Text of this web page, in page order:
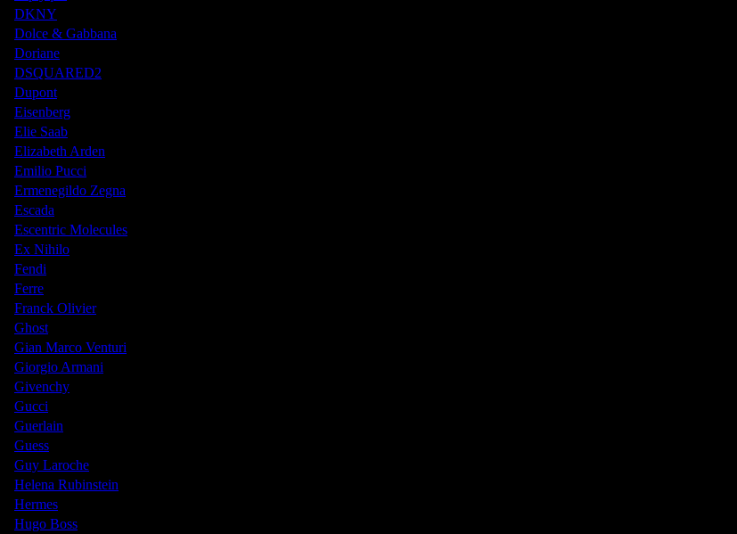
DKNY
Dolce & Gabbana
Doriane
DSQUARED2
Dupont
Eisenberg
Elie Saab
Elizabeth Arden
Emilio Pucci
Ermenegildo Zegna
Escada
Escentric Molecules
Ex Nihilo
Fendi
Ferre
Franck Olivier
Ghost
Gian Marco Venturi
Giorgio Armani
Givenchy
Gucci
Guerlain
Guess
Guy Laroche
Helena Rubinstein
Hermes
Hugo Boss